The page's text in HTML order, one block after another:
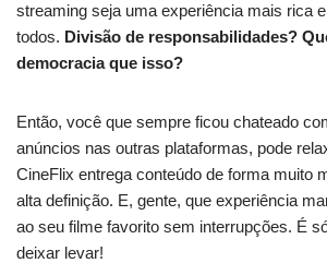
streaming seja uma experiência mais rica
todos. Divisão de responsabilidades?
democracia que isso?
Então, você que sempre ficou chateado
anúncios nas outras plataformas, pode
CineFlix entrega conteúdo de forma muito
alta definição. E, gente, que experiência
ao seu filme favorito sem interrupções. É
deixar levar!